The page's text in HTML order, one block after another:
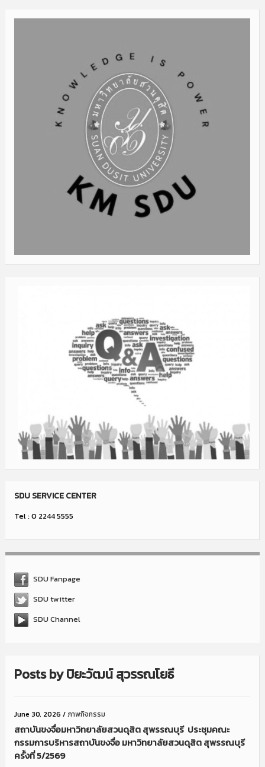
SDU SERVICE CENTER
Tel : 0 2244 5555
SDU Fanpage
SDU twitter
SDU Channel
Posts byปิยะวัฒน์ สุวรรณโยธี
June 30, 2026 /ภาพกิจกรรม
สถาบันขงจื่อมหาวิทยาลัยสวนดุสิต สุพรรณบุรี ประชุมคณะ
กรรมการบริหารสถาบันขงจื่อ มหาวิทยาลัยสวนดุสิต สุพรรณบุรี
ครั้งที่ 5/2569